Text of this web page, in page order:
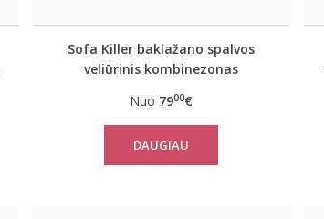
Sofa Killer baklažano spalvos
veliūrinis kombinezonas
Nuo 7900€
DAUGIAU